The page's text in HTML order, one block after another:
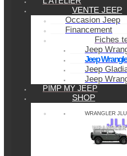
VENTE JEEP
Occasion Jeep
Financement
Fiches
Jeep
Jeep
Jeep
Jeep
PIMP MY JEEP
SHOP
WRANGLER JLU